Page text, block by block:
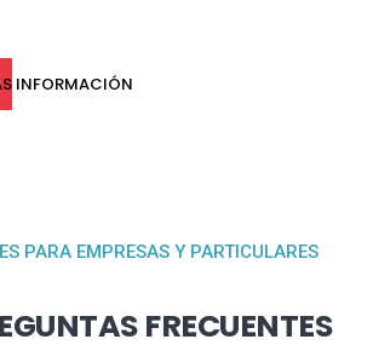
INFORMACIÓN
PARA EMPRESAS Y PARTICULARES
FRECUENTES